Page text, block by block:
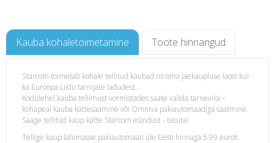
Kauba kohaletoimetamine Toote hinnangud
Starcom toimetab kohale tellitud kaubad nii oma jaekaupluse laost kui
ka Euroopa Liidu tarnijate ladudest.
Kodulehel kauba tellimust vormistades saate valida tarneviisi –
kohapeal kauba kättesaamine või Omniva pakiautomaadiga saatmine.
Saage tellitud kaup kätte Starcom esindust - tasuta!
Tellige kaup lähimasse pakiautomaati üle Eesti hinnaga 5.99 eurot.